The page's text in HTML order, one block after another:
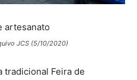
JCS (5/10/2020)
tradicional Feira de